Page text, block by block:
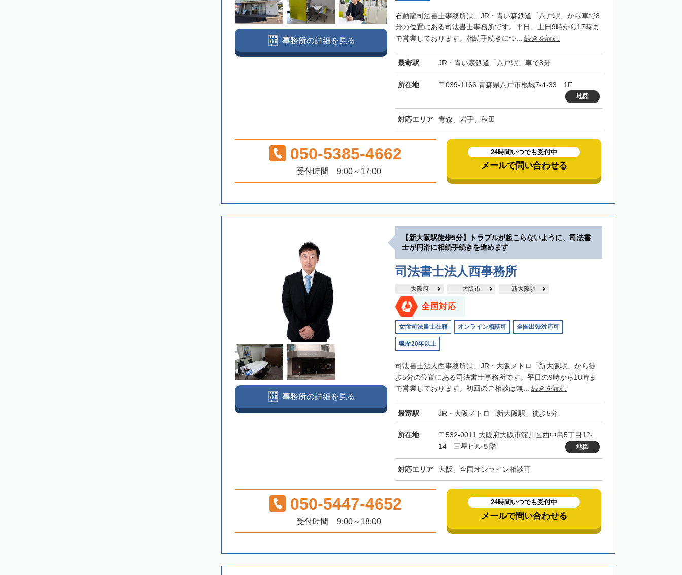
石動龍司法書士事務所は、JR・青い森鉄道「八戸駅」から車で8
分の位置にある司法書士事務所です。平日、土日9時から17時ま
で営業しております。相続手続きにつ... 続きを読む
最寄駅 JR・青い森鉄道「八戸駅」車で8分
所在地 〒039-1166 青森県八戸市根城7-4-33 1F
地図
対応エリア 青森、岩手、秋田
事務所の詳細を見る
050-5385-4662
受付時間 9:00～17:00
24時間いつでも受付中
メールで問い合わせる
【新大阪駅徒歩5分】トラブルが起こらないように、司法書
士が円滑に相続手続きを進めます
司法書士法人西事務所
大阪府 大阪市 新大阪駅
全国対応
女性司法書士在籍 オンライン相談可 全国出張対応可
職歴20年以上
司法書士法人西事務所は、JR・大阪メトロ「新大阪駅」から徒
歩5分の位置にある司法書士事務所です。平日の9時から18時ま
で営業しております。初回のご相談は無... 続きを読む
最寄駅 JR・大阪メトロ「新大阪駅」徒歩5分
所在地
〒532-0011 大阪府大阪市淀川区西中島5丁目12-
14 三星ビル５階
地図
対応エリア 大阪、全国オンライン相談可
事務所の詳細を見る
050-5447-4652
受付時間 9:00～18:00
24時間いつでも受付中
メールで問い合わせる